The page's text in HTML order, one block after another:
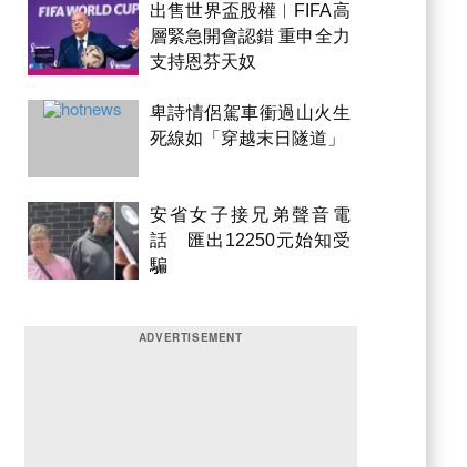
出售世界盃股權︱FIFA高
層緊急開會認錯 重申全力
支持恩芬天奴
卑詩情侶駕車衝過山火生
死線如「穿越末日隧道」
安省女子接兄弟聲音電
話 匯出12250元始知受
騙